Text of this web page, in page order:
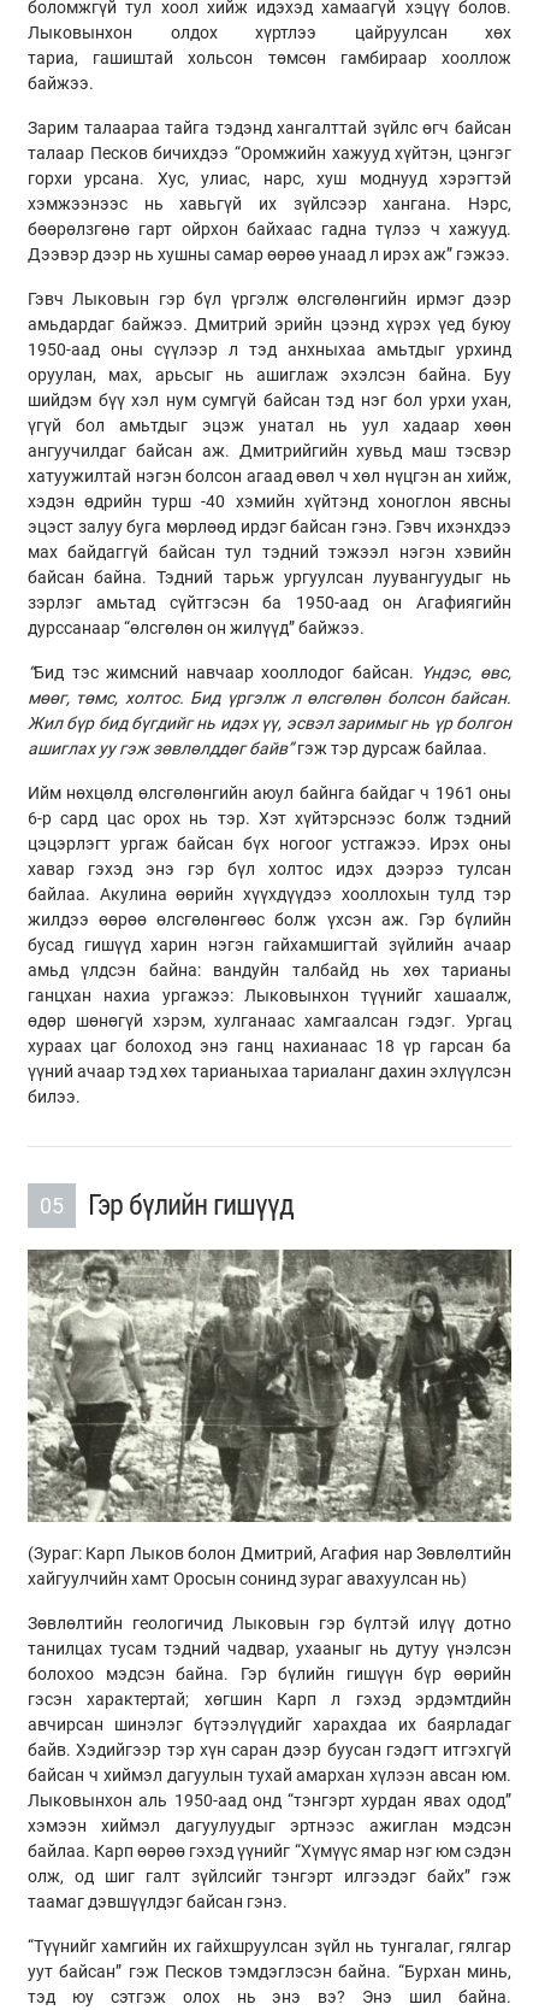
боломжгүй тул хоол хийж идэхэд хамаагүй хэцүү болов.
Лыковынхон олдох хүртлээ цайруулсан хөх
тариа, гашиштай хольсон төмсөн гамбираар хооллож
байжээ.
Зарим талаараа тайга тэдэнд хангалттай зүйлс өгч байсан
талаар Песковбичихдээ “Оромжийн хажууд хүйтэн, цэнгэг
горхи урсана. Хус, улиас, нарс, хуш моднууд хэрэгтэй
хэмжээнээс нь хавьгүй их зүйлсээр хангана. Нэрс,
бөөрөлзгөнө гарт ойрхон байхаас гадна түлээ ч хажууд.
Дээвэр дээр нь хушны самар өөрөө унаад л ирэх аж” гэжээ.
Гэвч Лыковын гэр бүл үргэлж өлсгөлөнгийн ирмэг дээр
амьдардаг байжээ. Дмитрий эрийн цээнд хүрэх үед буюу
1950-аад оны сүүлээр л тэд анхныхаа амьтдыг урхинд
оруулан, мах, арьсыг нь ашиглаж эхэлсэн байна. Буу
шийдэм бүү хэл нум сумгүй байсан тэд нэг бол урхи ухан,
үгүй бол амьтдыг эцэж унатал нь уул хадаар хөөн
ангуучилдаг байсан аж. Дмитрийгийн хувьд маш тэсвэр
хатуужилтай нэгэн болсон агаад өвөл ч хөл нүцгэн ан хийж,
хэдэн өдрийн турш -40 хэмийн хүйтэнд хоноглон явсны
эцэст залуу буга мөрлөөд ирдэг байсан гэнэ. Гэвч ихэнхдээ
мах байдаггүй байсан тул тэдний тэжээл нэгэн хэвийн
байсан байна. Тэдний тарьж ургуулсан луувангуудыг нь
зэрлэг амьтад сүйтгэсэн ба 1950-аад он Агафиягийн
дурссанаар “өлсгөлөн он жилүүд” байжээ.
“Бид тэс жимсний навчаар хооллодог байсан. Үндэс, өвс,
мөөг, төмс, холтос. Бид үргэлж л өлсгөлөн болсон байсан.
Жил бүр бид бүгдийг нь идэх үү, эсвэл заримыг нь үр болгон
ашиглах уу гэж зөвлөлддөг байв”гэж тэр дурсаж байлаа.
Ийм нөхцөлд өлсгөлөнгийн аюул байнга байдаг ч 1961 оны
6-р сард цас орох нь тэр. Хэт хүйтэрснээс болж тэдний
цэцэрлэгт ургаж байсан бүх ногоог устгажээ. Ирэх оны
хавар гэхэд энэ гэр бүл холтос идэх дээрээ тулсан
байлаа. Акулина өөрийн хүүхдүүдээ хооллохын тулд тэр
жилдээ өөрөө өлсгөлөнгөөс болж үхсэн аж. Гэр бүлийн
бусад гишүүд харин нэгэн гайхамшигтай зүйлийн ачаар
амьд үлдсэн байна: вандуйн талбайд нь хөх тарианы
ганцхан нахиа ургажээ: Лыковынхон түүнийг хашаалж,
өдөр шөнөгүй хэрэм, хулганаас хамгаалсан гэдэг. Ургац
хураах цаг болоход энэ ганц нахианаас 18 үр гарсан ба
үүний ачаар тэд хөх тарианыхаа тариаланг дахин эхлүүлсэн
билээ.
05 Гэр бүлийн гишүүд
(Зураг: Карп Лыковболон Дмитрий,Агафия нар Зөвлөлтийн
хайгуулчийн хамт Оросын сонинд зураг авахуулсан нь)
Зөвлөлтийн геологичид Лыковын гэр бүлтэй илүү дотно
танилцах тусам тэдний чадвар, ухааныг нь дутуу үнэлсэн
болохоо мэдсэн байна. Гэр бүлийн гишүүн бүр өөрийн
гэсэнхарактертай; хөгшин Карп л гэхэд эрдэмтдийн
авчирсан шинэлэг бүтээлүүдийг харахдаа их баярладаг
байв. Хэдийгээр тэр хүн саран дээр буусан гэдэгт итгэхгүй
байсан ч хиймэл дагуулын тухай амархан хүлээн авсан юм.
Лыковынхон аль 1950-аад онд “тэнгэрт хурдан явах одод”
хэмээн хиймэл дагуулуудыг эртнээс ажиглан мэдсэн
байлаа. Карп өөрөө гэхэд үүнийг “Хүмүүс ямар нэг юм сэдэн
олж, од шиг галт зүйлсийг тэнгэрт илгээдэг байх” гэж
таамаг дэвшүүлдэг байсан гэнэ.
“Түүнийг хамгийн их гайхшруулсан зүйл нь тунгалаг, гялгар
уут байсан” гэж Песковтэмдэглэсэн байна. “Бурхан минь,
тэд юу сэтгэж олох нь энэ вэ? Энэ шил байна.